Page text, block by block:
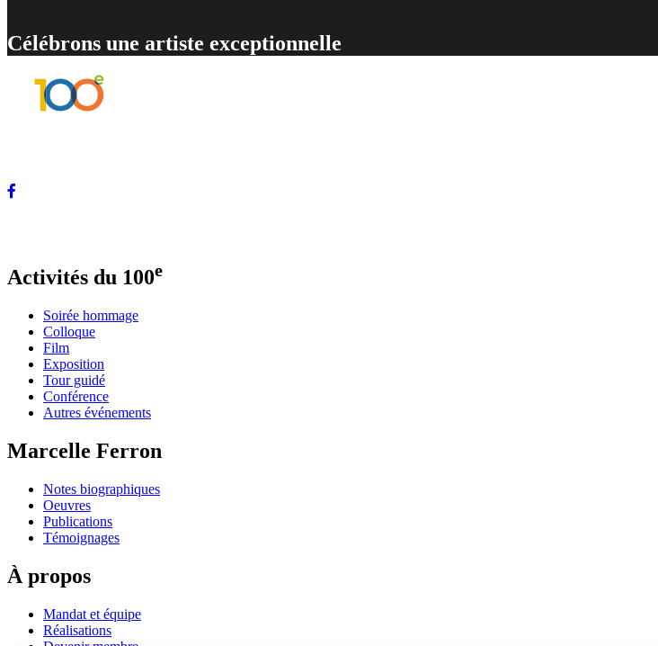
Célébrons une artiste exceptionnelle
Activités du 100e
Soirée hommage
Colloque
Film
Exposition
Tour guidé
Conférence
Autres événements
Marcelle Ferron
Notes biographiques
Oeuvres
Publications
Témoignages
À propos
Mandat et équipe
Réalisations